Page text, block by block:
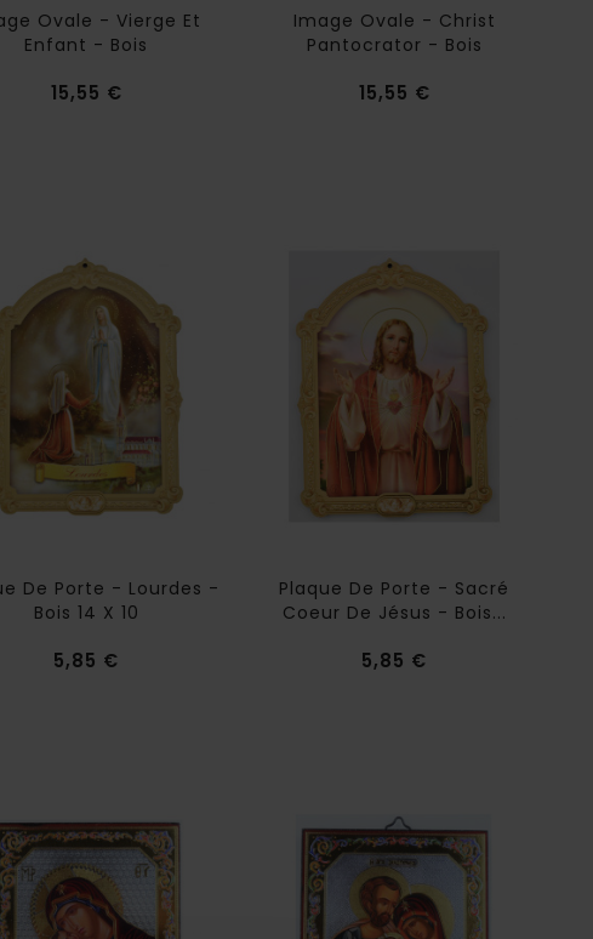
Ovale - Vierge Et
Enfant - Bois
15,55 €Prix
Image Ovale - Christ
Pantocrator - Bois
15,55 €Prix
De Porte - Lourdes -
Bois 14 X 10
5,85 €
Plaque De Porte - Sacré
Coeur De Jésus - Bois...
5,85 €